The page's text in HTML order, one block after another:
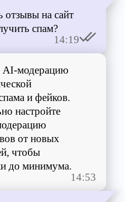
отзывы на сайт
спам?
14:19
AI-модерацию
и фейков.
настройте
от новых
чтобы
до минимума.
14:53